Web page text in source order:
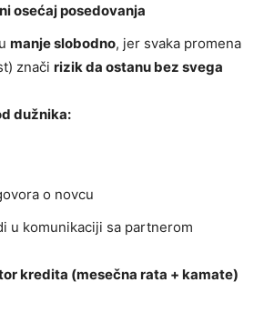
osećaj posedovanja
manje slobodno, jer svaka promena
znači rizik da ostanu bez svega
dužnika:
o novcu
u komunikaciji sa partnerom
kredita (mesečna rata + kamate)